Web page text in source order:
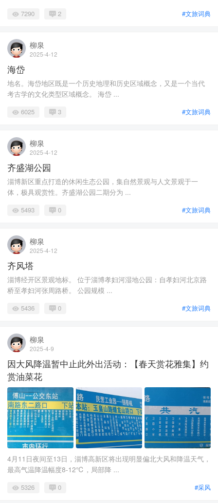
#文旅词典
7290 2
柳泉
2025-4-12
海岱
地名。海岱地区既是一个历史地理和历史区域概念，又是一个当代
考古学的文化类型区域概念。 海岱 ...
#文旅词典
6025 3
柳泉
2025-4-12
齐盛湖公园
淄博新区重点打造的休闲生态公园，集自然景观与人文景观于一
体，极具观赏性。齐盛湖公园二期分为 ...
#文旅词典
5493 0
柳泉
2025-4-12
齐风塔
淄博经开区景观地标。 位于淄博孝妇河湿地公园：自孝妇河北京路
桥至孝妇河张周路桥。 公园规模 ...
#文旅词典
5436 0
柳泉
2025-4-9
因大风降温暂中止此外出活动：【春天赏花雅集】约
赏油菜花
4月11日夜间至13日，淄博高新区将出现明显偏北大风和降温天气，
最高气温降温幅度8-12℃，局部降 ...
#采风
5326 0